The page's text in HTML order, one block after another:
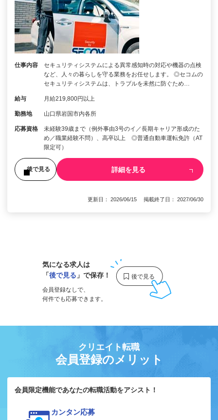
仕事内容
セキュリティシステムによる異常感知時の対応や機器の点検
など、人々の暮らしを守る業務をお任せします。 ◎セコムの
セキュリティシステムは、トラブルを未然に防ぐため…
給与 月給219,800円以上
勤務地 山口県岩国市内各所
応募資格
未経験39歳まで（例外事由3号のイ／長期キャリア形成のた
め／職業経験不問）、高卒以上 ◎普通自動車運転免許（AT
限定可）
後で見る 詳細を見る
更新日： 2026/06/15 掲載終了日： 2027/06/30
気になる求人は
「後で見る 」で保存！
会員登録なしで、
何件でも応募できます。
クリエイト転職
会員登録のメリット
会員限定機能であなたの転職活動をアシスト！
カンタン応募